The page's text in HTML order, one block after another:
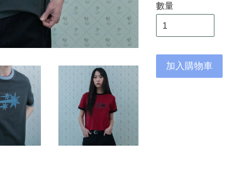
數量
加入購物車